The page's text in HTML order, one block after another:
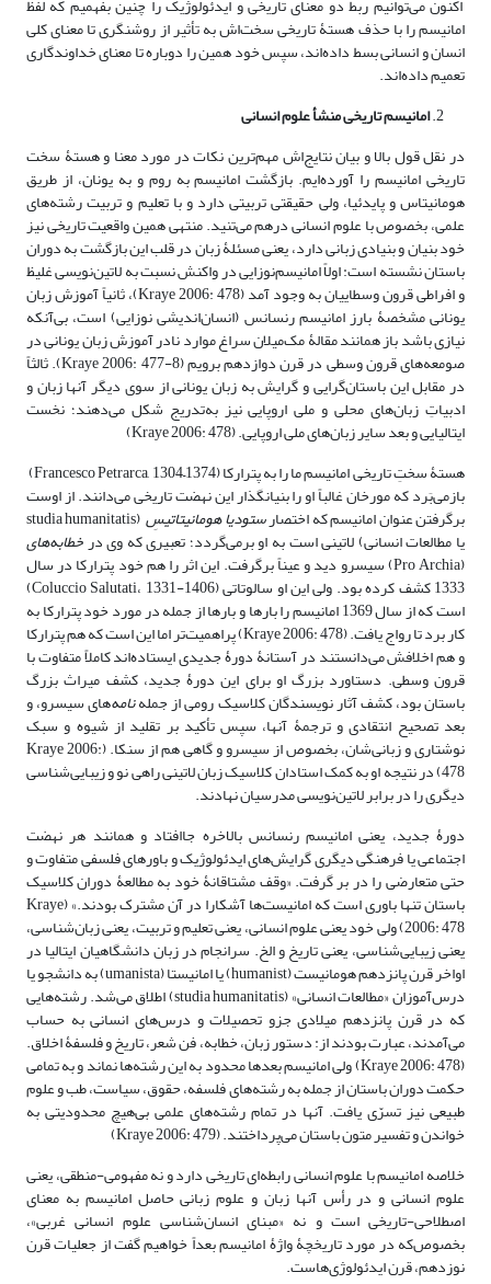
اکنون می‌توانیم ربط دو معنای تاریخی و ایدئولوژیک را چنین بفهمیم که لفظ
امانیسم را با حذف هستۀ تاریخی سخت‌اش به تأثیر از روشنگری تا معنای کلی
انسان و انسانی بسط داده‌اند، سپس خود همین را دوباره تا معنای خداوندگاری
تعمیم داده‌اند.
امانیسم تاریخی منشأ علوم انسانی
در نقل قول بالا و بیان نتایج‌اش مهم‌ترین نکات در مورد معنا و هستۀ سخت
تاریخی امانیسم را آورده‌ایم. بازگشت امانیسم به روم و به یونان، از طریق
هومانیتاس و پایدئیا، ولی حقیقتی تربیتی دارد و با تعلیم و تربیت رشته‌های
علمی، بخصوص با علوم انسانی درهم می‌تنید. منتهی همین واقعیت تاریخی نیز
خود بنیان و بنیادی زبانی دارد، یعنی مسئلۀ زبان در قلب این بازگشت به دوران
باستان نشسته است: اولاً امانیسم‌نوزایی در واکنش نسبت به لاتین‌نویسی غلیظ
و افراطی قرون وسطاییان به وجود آمد (Kraye 2006: 478)، ثانیاً آموزش زبان
یونانی مشخصۀ بارز امانیسم رنسانس (انسان‌اندیشی نوزایی) است، بی‌آنکه
نیازی باشد باز همانند مقالۀ مک‌میلان سراغ موارد نادر آموزش زبان یونانی در
صومعه‌های قرون وسطی در قرن دوازدهم برویم (Kraye 2006: 477-8). ثالثاً
در مقابل این باستان‌گرایی و گرایش به زبان یونانی از سوی ‌دیگر آنها زبان و
ادبیاتِ زبان‌های محلی و ملی اروپایی نیز به‌تدریج شکل می‌دهند؛ نخست
ایتالیایی و بعد سایر زبان‌های ملی اروپایی. (Kraye 2006: 478)
هستۀ سختِ تاریخی امانیسم ما را به پترارکا (Francesco Petrarca, 1304–1374)
بازمی‌بَرد که مورخان غالباً او را بنیانگذار این نهضت تاریخی می‌دانند. از اوست
برگرفتن عنوان امانیسم که اختصارستودیا هومانیتاتیسِ (studia humanitatis
یا مطالعات انسانی) لاتینی است به او برمی‌گردد؛ تعبیری که وی درخطابه‌های
(Pro Archia) سیسرو دید و عیناً برگرفت. این اثر را هم خود پترارکا در سال
1333 کشف کرده بود. ولی این او سالوتاتی (Coluccio Salutati، 1331-1406)
است که از سال 1369 امانیسم را بارها و بارها از جمله در مورد خود پترارکا به
کار برد تا رواج یافت. (Kraye 2006: 478) پراهمیت‌تر اما این است که هم پترارکا
و هم اخلافش می‌دانستند در آستانۀ دورۀ جدیدی ایستاده‌اند کاملاً متفاوت با
قرون وسطی. دستاورد بزرگ او برای این دورۀ جدید، کشف میراث بزرگ
باستان بود، کشف آثار نویسندگان کلاسیک رومی از جملهنامه‌های سیسرو، و
بعد تصحیح انتقادی و ترجمۀ آنها، سپس تأکید بر تقلید از شیوه و سبک
نوشتاری و زبانی‌شان، بخصوص از سیسرو و گاهی هم از سنکا. (Kraye 2006:
478) در نتیجه او به کمک استادان کلاسیک زبان لاتینی راهی نو و زیبایی‌شناسی
دیگری را در برابر لاتین‌نویسی مدرسیان نهادند.
دورۀ جدید، یعنی امانیسم‌ رنسانس بالاخره جاافتاد و همانند هر نهضت
اجتماعی یا فرهنگی دیگری گرایش‌های ایدئولوژیک و باورهای فلسفی متفاوت و
حتی متعارضی را در بر گرفت. «وقف مشتاقانۀ خود به مطالعۀ دوران کلاسیک
باستان تنها باوری ا‌ست که امانیست‌ها آشکارا در آن مشترک بودند.» (Kraye
2006: 478) ولی خود یعنی علوم انسانی، یعنی تعلیم‌ و تربیت، یعنی زبان‌شناسی،
یعنی زیبایی‌شناسی، یعنی تاریخ و الخ. سرانجام در زبان دانشگاهیان ایتالیا در
اواخر قرن پانزدهم هومانیست (humanist) یا امانیستا (umanista) به دانشجو یا
درس‌آموزان «مطالعات انسانی» (studia humanitatis) اطلاق می‌شد. رشته‌هایی
که در قرن پانزدهم میلادی جزو تحصیلات و درس‌های انسانی به حساب
می‌آمدند، عبارت بودند از: دستور زبان، خطابه، فن شعر، تاریخ و فلسفۀ اخلاق.
(Kraye 2006: 478) ولی امانیسم بعدها محدود به این رشته‌ها نماند و به تمامی
حکمت دوران باستان از جمله به رشته‌های فلسفه، حقوق، سیاست، طب و علوم
طبیعی نیز تسرّی یافت. آنها در تمام رشته‌های علمی بی‌هیچ محدودیتی به
خواندن و تفسیر متون باستان می‌پرداختند. (Kraye 2006: 479)
خلاصه امانیسم با علوم انسانی رابطه‌ای تاریخی دارد و نه مفهومی-منطقی، یعنی
علوم انسانی و در رأس آنها زبان و علوم زبانی حاصل امانیسم به معنای
اصطلاحی-تاریخی است و نه «مبنای انسان‌شناسی علوم انسانی غربی»،
بخصوص‌که در مورد تاریخچۀ واژۀ امانیسم بعداً خواهیم گفت از جعلیات قرن
نوزدهم، قرن ایدئولوژی‌هاست.